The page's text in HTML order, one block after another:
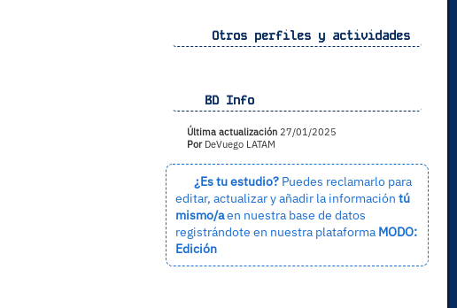
Otros perfiles y actividades
BD Info
Última actualización27/01/2025
PorDeVuego LATAM
¿Es tu estudio?Puedes reclamarlo para
editar, actualizar y añadir la información tú
mismo/aen nuestra base de datos
registrándote en nuestra plataforma MODO:
Edición